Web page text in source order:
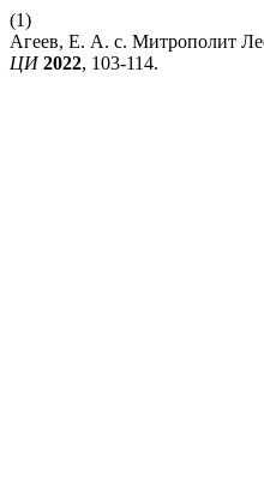
(1)
Агеев, Е. А. с. Митрополит
ЦИ 2022, 103-114.